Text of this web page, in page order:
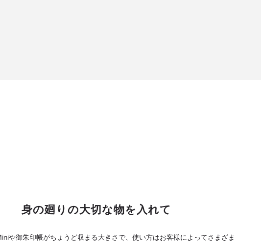
身の廻りの大切な物を入れて
や御朱印帳がちょうど収まる大きさで、使い方はお客様によってさまざま